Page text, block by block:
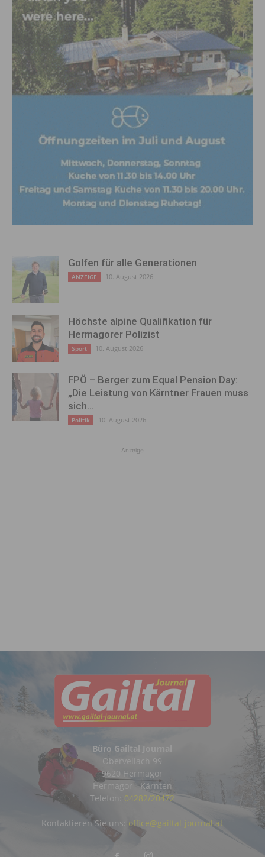
Golfen für alle Generationen
ANZEIGE 10. August 2026
Höchste alpine Qualifikation für
Hermagorer Polizist
Sport 10. August 2026
FPÖ – Berger zum Equal Pension Day:
„Die Leistung von Kärntner Frauen muss
sich...
Politik 10. August 2026
Anzeige
Büro Gailtal Journal
Obervellach 99
9620 Hermagor
Hermagor - Kärnten
Telefon: 04282/20472
Kontaktieren Sie uns: office@gailtal-journal.at